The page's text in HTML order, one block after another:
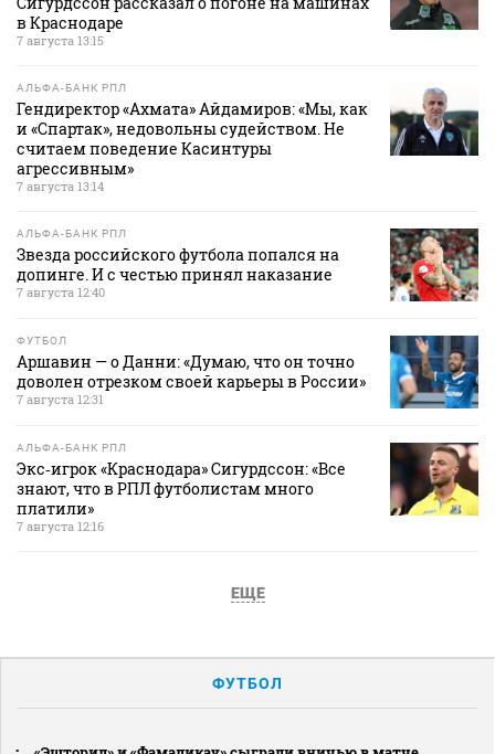
в Краснодаре
7 августа 13:15
АЛЬФА-БАНК РПЛ
Гендиректор «Ахмата» Айдамиров: «Мы, как
и «Спартак», недовольны судейством. Не
считаем поведение Касинтуры
агрессивным»
7 августа 13:14
АЛЬФА-БАНК РПЛ
Звезда российского футбола попался на
допинге. И с честью принял наказание
7 августа 12:40
ФУТБОЛ
Аршавин — о Данни: «Думаю, что он точно
доволен отрезком своей карьеры в России»
7 августа 12:31
АЛЬФА-БАНК РПЛ
Экс‑игрок «Краснодара» Сигурдссон: «Все
знают, что в РПЛ футболистам много
платили»
7 августа 12:16
ЕЩЕ
ФУТБОЛ